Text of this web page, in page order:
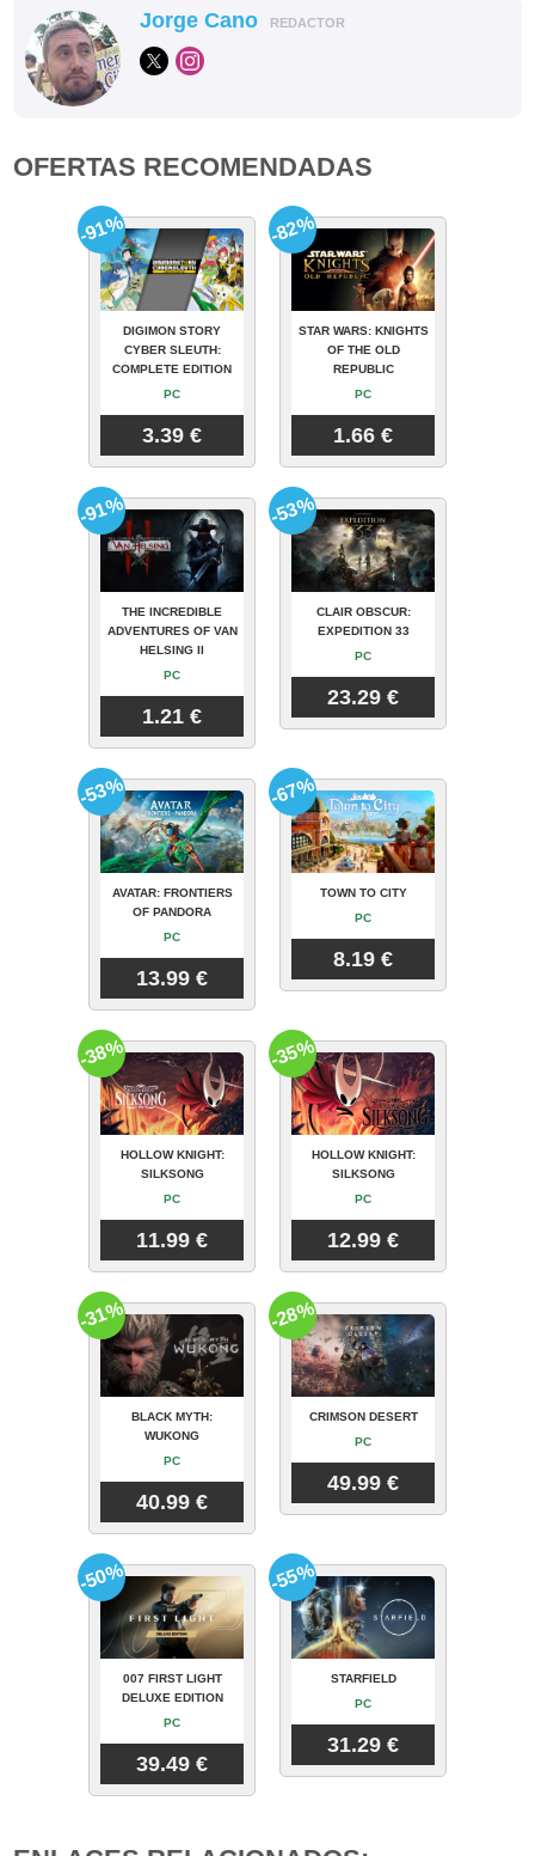
Jorge Cano REDACTOR
OFERTAS RECOMENDADAS
DIGIMON STORY
CYBER SLEUTH:
COMPLETE EDITION
PC
3.39 €
-91%
STAR WARS: KNIGHTS
OF THE OLD
REPUBLIC
PC
1.66 €
-82%
THE INCREDIBLE
ADVENTURES OF VAN
HELSING II
PC
1.21 €
-91%
CLAIR OBSCUR:
EXPEDITION 33
PC
23.29 €
-53%
AVATAR: FRONTIERS
OF PANDORA
PC
13.99 €
-53%
TOWN TO CITY
PC
8.19 €
-67%
HOLLOW KNIGHT:
SILKSONG
PC
11.99 €
-38%
HOLLOW KNIGHT:
SILKSONG
PC
12.99 €
-35%
BLACK MYTH:
WUKONG
PC
40.99 €
-31%
CRIMSON DESERT
PC
49.99 €
-28%
007 FIRST LIGHT
DELUXE EDITION
PC
39.49 €
-50%
STARFIELD
PC
31.29 €
-55%